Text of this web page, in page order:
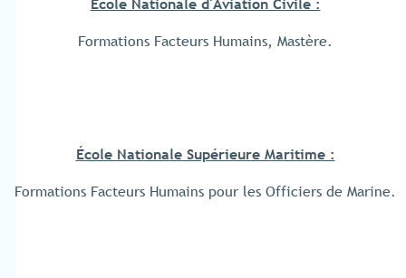
Formations Facteurs Humains, Mastère.
École Nationale Supérieure Maritime :
Formations Facteurs Humains pour les Officiers de Marine.